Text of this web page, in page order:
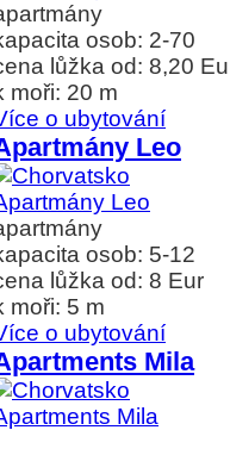
osob: 2-70
lůžka od: 8,20
moři: 20 m
o ubytování
Leo
osob: 5-12
lůžka od: 8 Eur
moři: 5 m
o ubytování
Mila